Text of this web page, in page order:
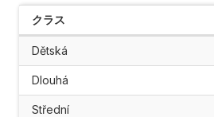
クラス
Dětská
Dlouhá
Střední